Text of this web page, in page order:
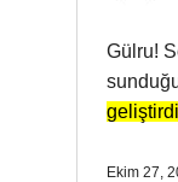
Gülru!
geliştirdi
Ekim 27,